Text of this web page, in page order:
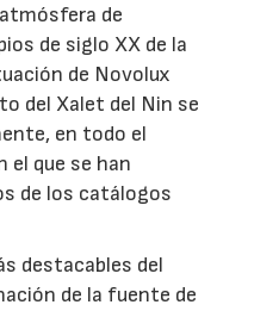
de
de siglo XX de la
de Novolux
del Xalet del Nin se
en todo el
el que se han
de los catálogos
destacables del
de la fuente de